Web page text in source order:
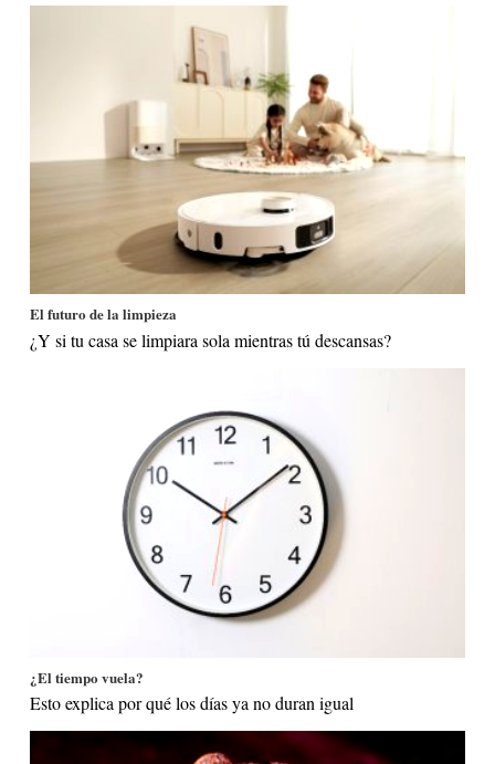
El futuro de la limpieza
¿Y si tu casa se limpiara sola mientras tú descansas?
¿El tiempo vuela?
Esto explica por qué los días ya no duran igual